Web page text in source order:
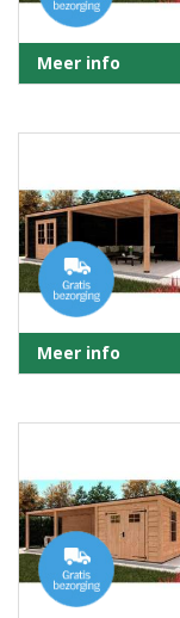
Meer info
Meer info